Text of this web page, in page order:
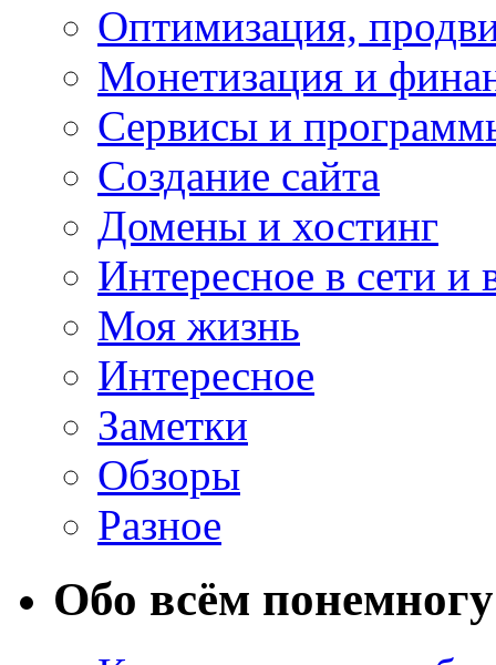
Оптимизация,
Монетизация и
Сервисы и
Создание сайта
Домены и хостинг
Интересное в сети и
Моя жизнь
Интересное
Заметки
Обзоры
Разное
Обо всём понемногу